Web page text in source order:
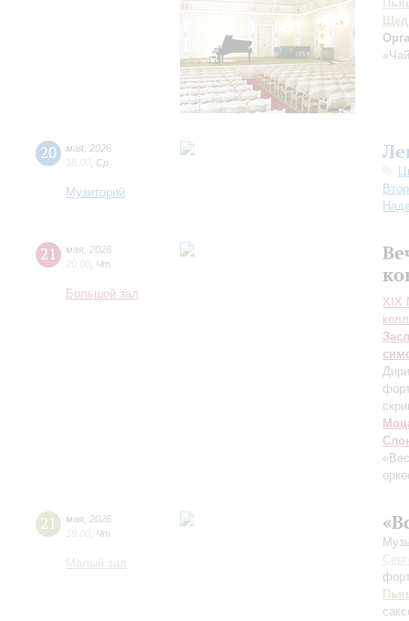
20 мая 2026
18:00 Ср
Музиторий
21 мая 2026
20:00 Чт
Большой зал
XIХ
21 мая 2026
19:00 Чт
Малый зал